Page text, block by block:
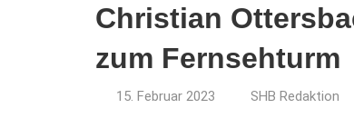
Christian
zum Fernsehturm
15. Februar 2023 SHB Redaktion